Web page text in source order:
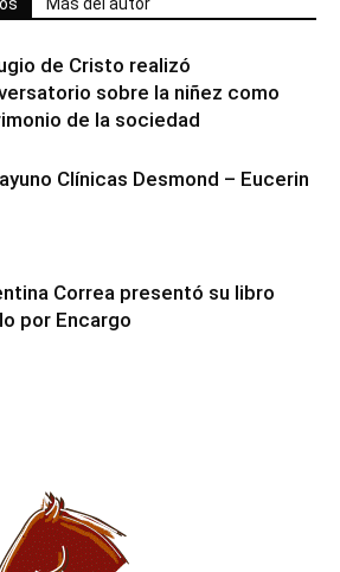
de Cristo realizó
sobre la niñez como
de la sociedad
Clínicas Desmond – Eucerin
Correa presentó su libro
por Encargo